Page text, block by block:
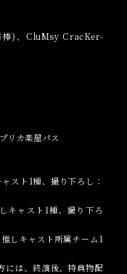
棒)、CluMsy CracKer-
リカ楽屋パス
スト1種、撮り下ろし：
キャスト1種、撮り下ろ
しキャスト所属チーム1
は、終演後、特典物配